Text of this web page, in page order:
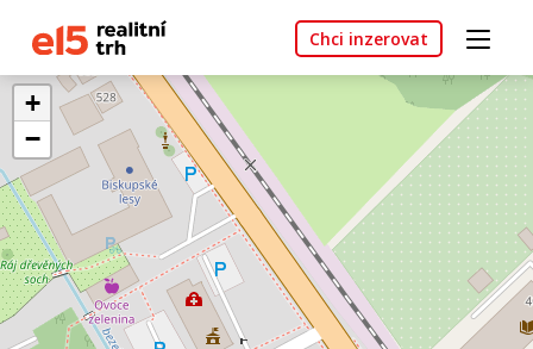
Chci inzerovat
+
−